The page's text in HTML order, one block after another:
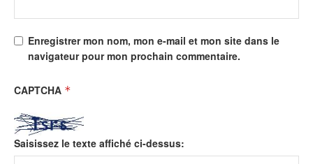
Enregistrer mon nom, mon e-mail et mon site dans le
navigateur pour mon prochain commentaire.
CAPTCHA *
Saisissez le texte affiché ci-dessus: